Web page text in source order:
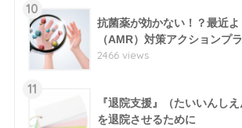
10
抗菌薬が効かない！？最近
（AMR）対策アクションプ
2466 views
11
『退院支援』（たいいんし
を退院させるために